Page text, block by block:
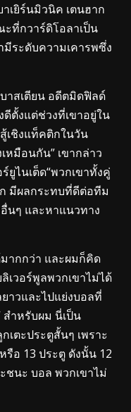
เยิร์นมิวนิค เตนฮาก
ที่กวาร์ดิโอลาเป็น
ระดับความเคารพซึ่ง
าสเตียน อดีตมิดฟิลด์
ตั้งแต่ช่วงที่เขาอยู่ใน
เชิงแท็คติกในวัน
มือนกัน” เขากล่าว
ยูไนเต็ด“พวกเขาทั้งคู่
มีผลกระทบที่ดีต่อทีม
นๆ และหาแนวทาง
ากกว่า และผมก็คิด
เวอร์พูลพวกเขาไม่ได้
าวและไปแย่งบอลที่
ำหรับผม นี่เป็น
ตะประตูสั้นๆ เพราะ
อ 13 ประตู ดังนั้น 12
ชนะ บอล พวกเขาไม่